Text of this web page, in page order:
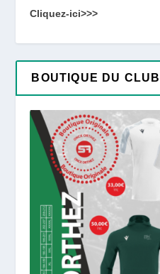
Cliquez-ici>>>
BOUTIQUE DU CLUB